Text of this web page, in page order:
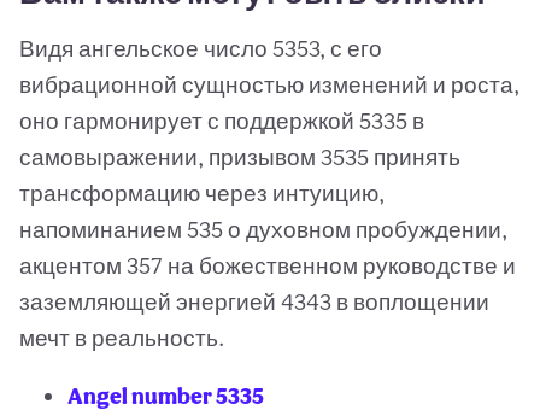
Видя ангельское число 5353, с его
вибрационной сущностью изменений и роста,
оно гармонирует с поддержкой 5335 в
самовыражении, призывом 3535 принять
трансформацию через интуицию,
напоминанием 535 о духовном пробуждении,
акцентом 357 на божественном руководстве и
заземляющей энергией 4343 в воплощении
мечт в реальность.
Angel number 5335